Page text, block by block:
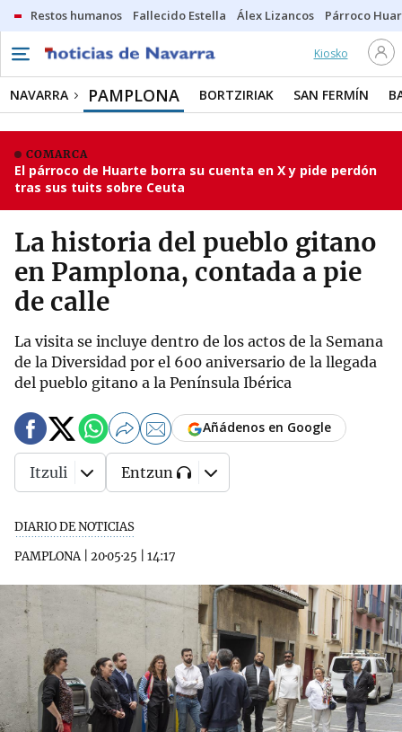
Restos humanos Fallecido Estella Álex Lizancos Párroco
Kiosko
NAVARRA PAMPLONA BORTZIRIAK SAN FERMÍN
COMARCA
El párroco de Huarte borra su cuenta en X y pide perdón
tras sus tuits sobre Ceuta
La historia del pueblo gitano
en Pamplona, contada a pie
de calle
La visita se incluye dentro de los actos de la Semana
de la Diversidad por el 600 aniversario de la llegada
del pueblo gitano a la Península Ibérica
DIARIO DE NOTICIAS
PAMPLONA| 20·05·25 14:17
Añádenos en Google
Itzuli Entzun